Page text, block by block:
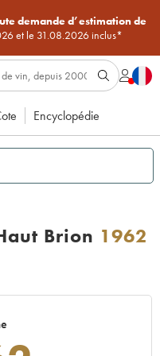
demande d’estimation de
et le 31.08.2026 inclus*
Encyclopédie
Brion 1962